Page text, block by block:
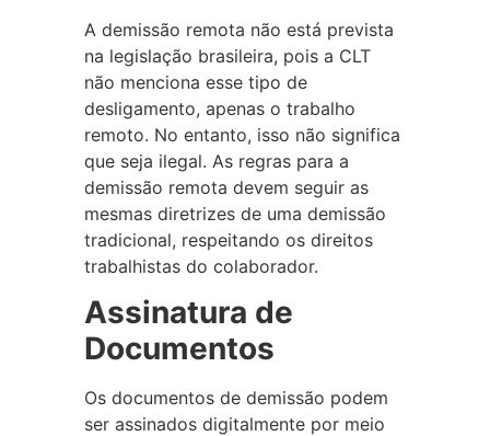
A demissão remota não está prevista
na legislação brasileira, pois a CLT
não menciona esse tipo de
desligamento, apenas o trabalho
remoto. No entanto, isso não significa
que seja ilegal. As regras para a
demissão remota devem seguir as
mesmas diretrizes de uma demissão
tradicional, respeitando os direitos
trabalhistas do colaborador.
Assinatura de
Documentos
Os documentos de demissão podem
ser assinados digitalmente por meio